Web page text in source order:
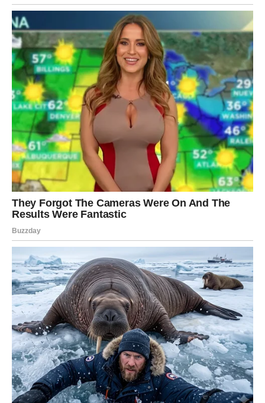
priznati emocije, ali isto tako možeš shvatiti da nešto što
si držao u životu više nema smisla.
Ovo je period kada moraš da biraš – ali ovaj put ne ono
što je najlakše, već ono što je najiskrenije prema tebi.
Ako si slobodan, možeš upoznati nekoga ko ti budi jake
emocije, ali ćeš morati da odlučiš da li si spreman za to ili
se i dalje držiš prošlosti.
Na poslovnom planu, moguće je razotkrivanje situacije ili
odluka koja menja tok tvoje karijere. Neće biti lako, ali će
biti ispravno.
Tvoja lekcija je: ne možeš zauvek ostati između.
moraš preseći da bi mogao da kreneš dalje.